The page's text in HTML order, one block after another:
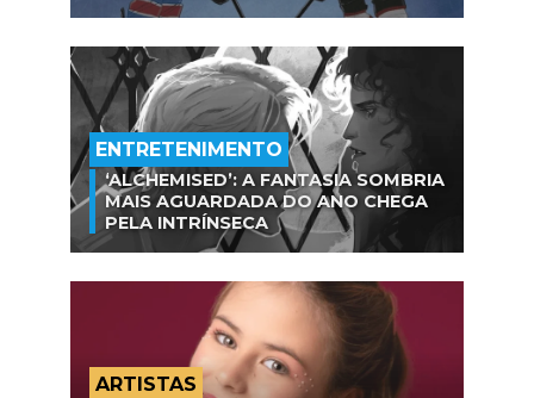
ENTRETENIMENTO
‘ALCHEMISED’: A FANTASIA SOMBRIA
MAIS AGUARDADA DO ANO CHEGA
PELA INTRÍNSECA
ARTISTAS